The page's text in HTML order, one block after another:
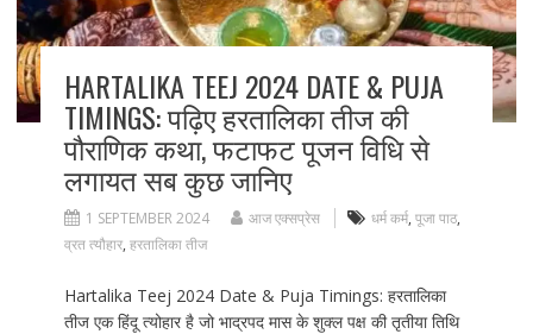
HARTALIKA TEEJ 2024 DATE & PUJA
TIMINGS: पढ़िए हरतालिका तीज की
पौराणिक कथा, फटाफट पूजन विधि से
लगायत सब कुछ जानिए
1 SEPTEMBER 2024 आज एक्सप्रेस धर्म कर्म, पूजा पाठ,
व्रत त्यौहार, हरतालिका तीज
Hartalika Teej 2024 Date & Puja Timings: हरतालिका
तीज एक हिंदू त्योहार है जो भाद्रपद मास के शुक्ल पक्ष की तृतीया तिथि